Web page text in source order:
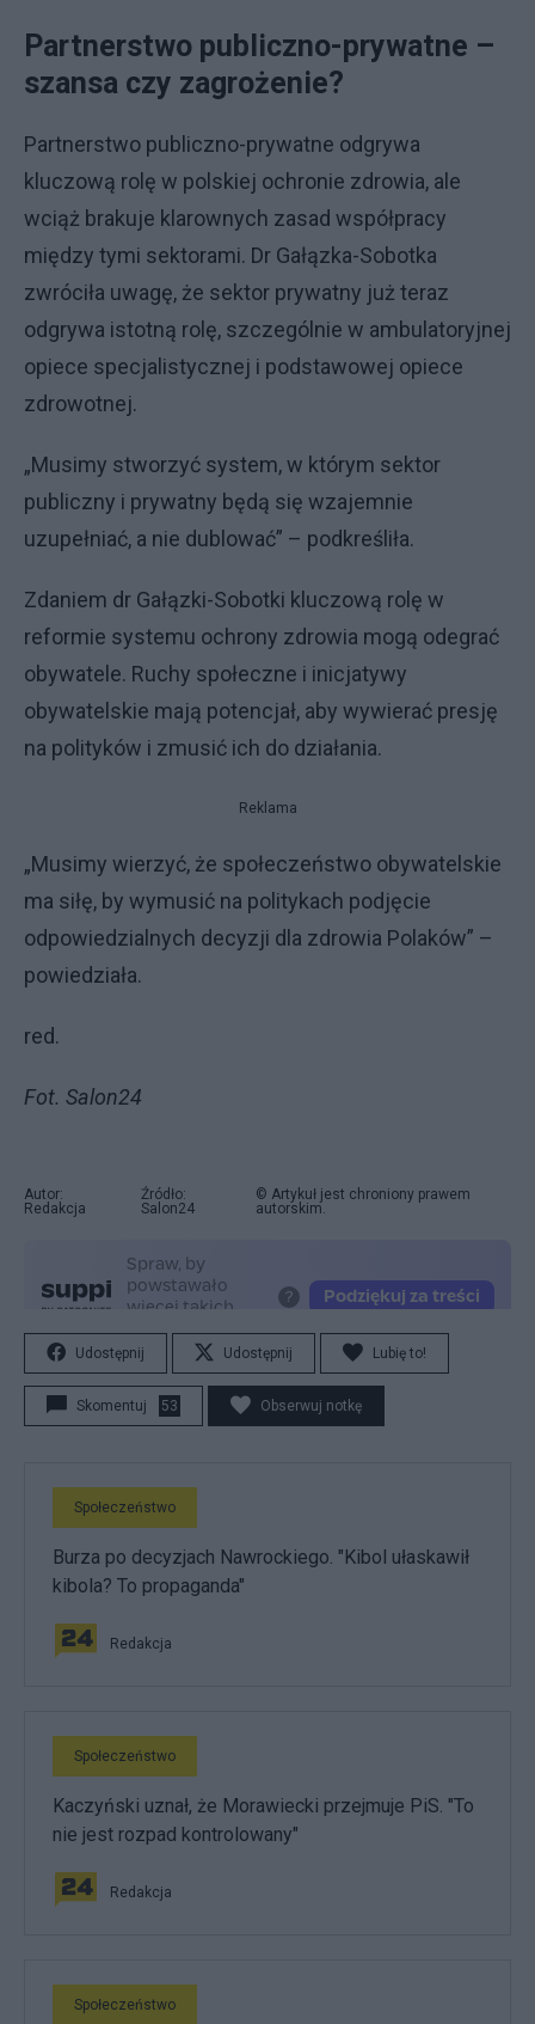
Partnerstwo publiczno-prywatne –
szansa czy zagrożenie?
Partnerstwo publiczno-prywatne odgrywa
kluczową rolę w polskiej ochronie zdrowia, ale
wciąż brakuje klarownych zasad współpracy
między tymi sektorami. Dr Gałązka-Sobotka
zwróciła uwagę, że sektor prywatny już teraz
odgrywa istotną rolę, szczególnie w ambulatoryjnej
opiece specjalistycznej i podstawowej opiece
zdrowotnej.
„Musimy stworzyć system, w którym sektor
publiczny i prywatny będą się wzajemnie
uzupełniać, a nie dublować” – podkreśliła.
Zdaniem dr Gałązki-Sobotki kluczową rolę w
reformie systemu ochrony zdrowia mogą odegrać
obywatele. Ruchy społeczne i inicjatywy
obywatelskie mają potencjał, aby wywierać presję
na polityków i zmusić ich do działania.
Reklama
„Musimy wierzyć, że społeczeństwo obywatelskie
ma siłę, by wymusić na politykach podjęcie
odpowiedzialnych decyzji dla zdrowia Polaków” –
powiedziała.
red.
Fot. Salon24
Autor:
Redakcja
Źródło:
Salon24
© Artykuł jest chroniony prawem
autorskim.
Udostępnij Udostępnij Lubię to!
Skomentuj 53 Obserwuj notkę
Społeczeństwo
Burza po decyzjach Nawrockiego. "Kibol ułaskawił
kibola? To propaganda"
Redakcja
Społeczeństwo
Kaczyński uznał, że Morawiecki przejmuje PiS. "To
nie jest rozpad kontrolowany"
Redakcja
Społeczeństwo